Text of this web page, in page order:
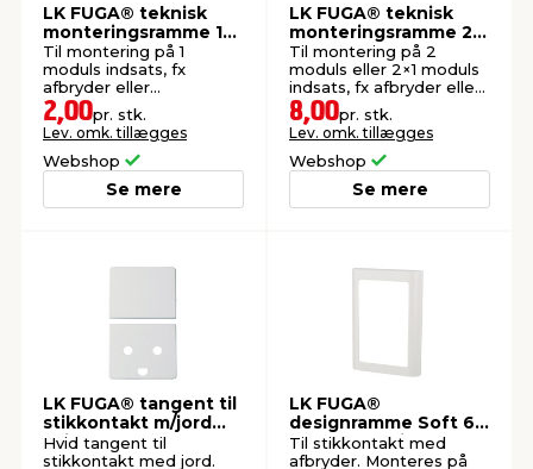
LK FUGA® teknisk
monteringsramme 1
modul
Til montering på 1
moduls indsats, fx
afbryder eller
stikkontakt.
2,00pr. stk.
Lev. omk. tillægges
Webshop
Se mere
LK FUGA® teknisk
monteringsramme 2×1
modul
Til montering på 2
moduls eller 2×1 moduls
indsats, fx afbryder eller
stikkontakt.
8,00pr. stk.
Lev. omk. tillægges
Webshop
Se mere
LK FUGA® tangent til
stikkontakt m/jord
hvid
Hvid tangent til
stikkontakt med jord.
LK FUGA®
designramme Soft 63
1,5 modul hvid
Til stikkontakt med
afbryder. Monteres på